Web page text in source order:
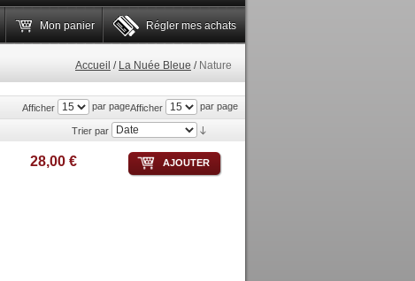
Mon panier Régler mes achats
Accueil / La Nuée Bleue / Nature
Afficher par page
Afficher par page
Trier par
28,00 € AJOUTER